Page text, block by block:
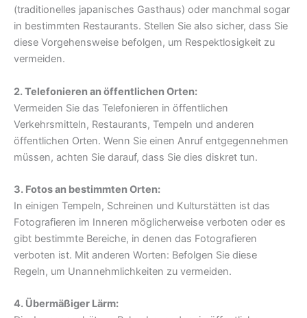
(traditionelles japanisches Gasthaus) oder manchmal sogar
in bestimmten Restaurants. Stellen Sie also sicher, dass Sie
diese Vorgehensweise befolgen, um Respektlosigkeit zu
vermeiden.
2. Telefonieren an öffentlichen Orten:
Vermeiden Sie das Telefonieren in öffentlichen
Verkehrsmitteln, Restaurants, Tempeln und anderen
öffentlichen Orten. Wenn Sie einen Anruf entgegennehmen
müssen, achten Sie darauf, dass Sie dies diskret tun.
3. Fotos an bestimmten Orten:
In einigen Tempeln, Schreinen und Kulturstätten ist das
Fotografieren im Inneren möglicherweise verboten oder es
gibt bestimmte Bereiche, in denen das Fotografieren
verboten ist. Mit anderen Worten: Befolgen Sie diese
Regeln, um Unannehmlichkeiten zu vermeiden.
4. Übermäßiger Lärm: